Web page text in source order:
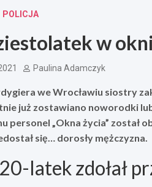
POLICJA
w
Paulina Adamczyk
we Wrocławiu siostry
już zostawiano noworodki
personel „Okna życia” został
się… dorosły mężczyzna.
latek zdołał